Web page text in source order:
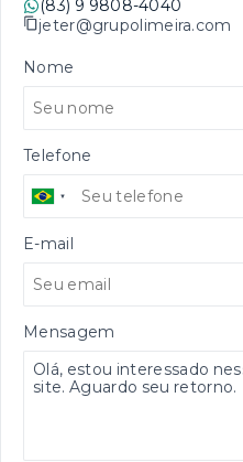
(83) 9 9808-4040
jeter@grupolimeira.com
Nome
Telefone
E-mail
Mensagem